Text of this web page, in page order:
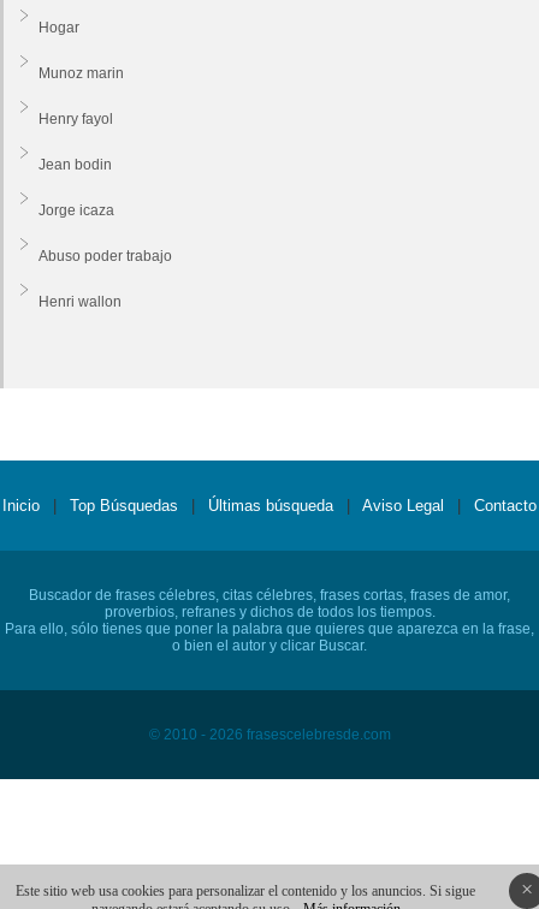
Hogar
Munoz marin
Henry fayol
Jean bodin
Jorge icaza
Abuso poder trabajo
Henri wallon
Inicio Top Búsquedas Últimas búsqueda Aviso Legal Contacto
Buscador de frases célebres, citas célebres, frases cortas, frases de amor,
proverbios, refranes y dichos de todos los tiempos.
Para ello, sólo tienes que poner la palabra que quieres que aparezca en la frase,
o bien el autor y clicar Buscar.
© 2010 - 2026 frasescelebresde.com
×
Este sitio web usa cookies para personalizar el contenido y los anuncios. Si sigue